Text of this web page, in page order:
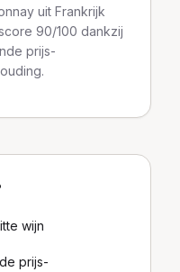
uit Frankrijk
90/100 dankzij
prijs-
wijn
prijs-